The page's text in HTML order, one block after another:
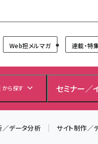
Web担メルマガ 連載・特
から探す セミナー／
／データ分析 サイト制作／
申し込み受付中！ ／
らから▼